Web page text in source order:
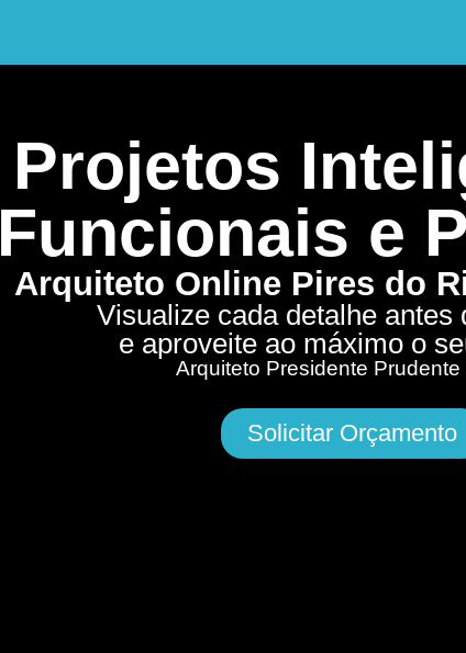
Projetos
Funcionais e
Arquiteto Online Pires do
Visualize cada detalhe antes
e aproveite ao máximo o
Arquiteto Presidente Prudente
Solicitar Orçamento